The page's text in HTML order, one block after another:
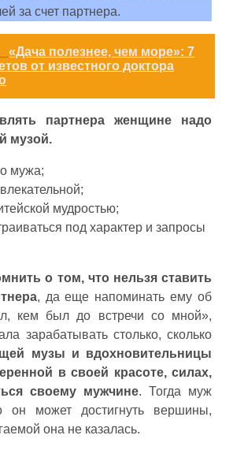
за счет партнера.
«Дача полезнее, чем море»: 7
от известного доктора
партнера женщине надо
музой.
мужа;
мудростью;
под характер и запросы
о том, что нельзя ставить
, да еще напоминать ему об
кем был до встречи со мной»,
зарабатывать столько, сколько
музы и вдохновительницы
в своей красоте, силах,
своему мужчине. Тогда муж
он может достигнуть вершины,
она не казалась.